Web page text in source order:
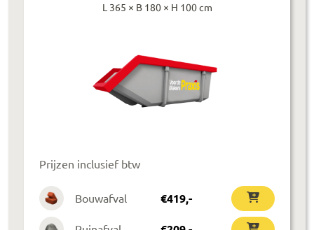
L 365 × B 180 × H 100 cm
Prijzen inclusief btw
Bouwafval €419,-